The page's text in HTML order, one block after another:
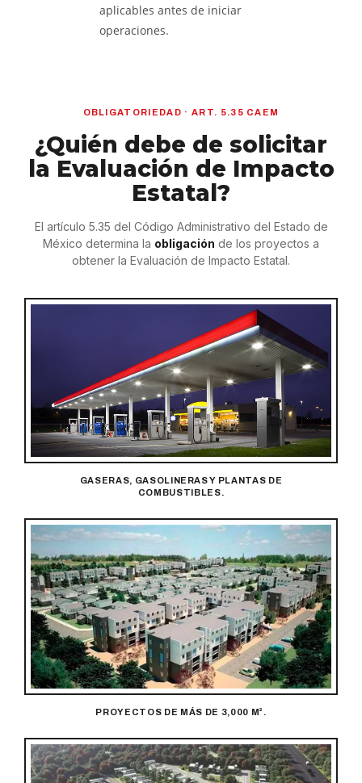
aplicables antes de iniciar
operaciones.
OBLIGATORIEDAD · ART. 5.35 CAEM
¿Quién debe de solicitar
la Evaluación de Impacto
Estatal?
El artículo 5.35 del Código Administrativo del Estado de
México determina la obligación de los proyectos a
obtener la Evaluación de Impacto Estatal.
GASERAS, GASOLINERAS Y PLANTAS DE
COMBUSTIBLES.
PROYECTOS DE MÁS DE 3,000 M².